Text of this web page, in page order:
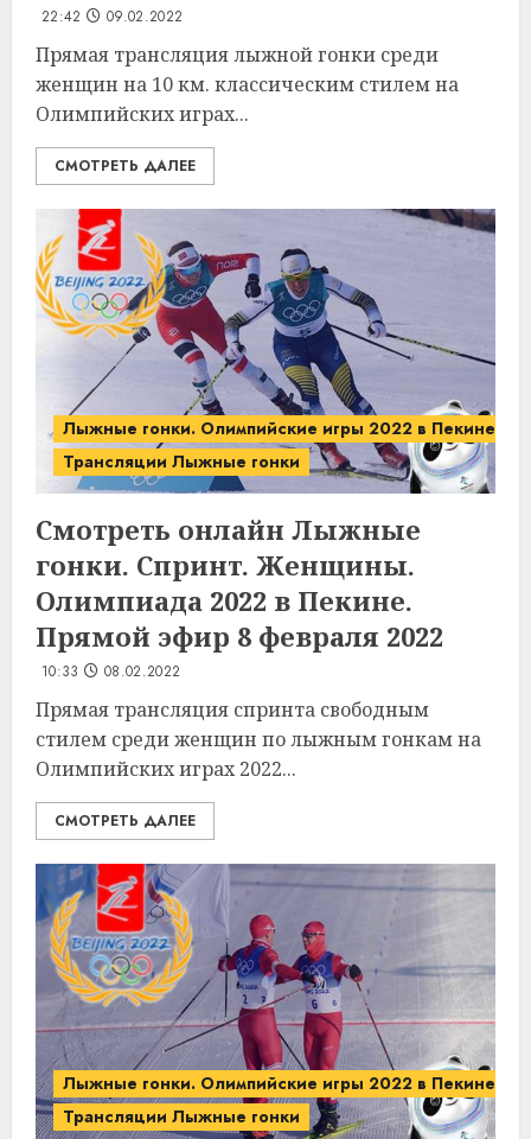
22:42 09.02.2022
Прямая трансляция лыжной гонки среди
женщин на 10 км. классическим стилем на
Олимпийских играх...
СМОТРЕТЬ ДАЛЕЕ
Лыжные гонки. Олимпийские игры 2022 в Пекине.
Трансляции Лыжные гонки
Смотреть онлайн Лыжные
гонки. Спринт. Женщины.
Олимпиада 2022 в Пекине.
Прямой эфир 8 февраля 2022
10:33 08.02.2022
Прямая трансляция спринта свободным
стилем среди женщин по лыжным гонкам на
Олимпийских играх 2022...
СМОТРЕТЬ ДАЛЕЕ
Лыжные гонки. Олимпийские игры 2022 в Пекине.
Трансляции Лыжные гонки